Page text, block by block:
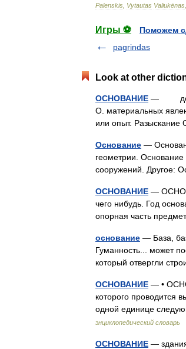
Palenskis Vytautas Valiukėnas
Игры ⚽
Поможем
pagrindas
Look at other
ОСНОВАНИЕ —
О. материальных
или опыт.
Основание —
геометрии. Основание
сооружений. Другое:
ОСНОВАНИЕ —
чего нибудь. Год
опорная часть
основание — База,
Гуманность... может
который отвергли
ОСНОВАНИЕ — •
которого проводится
одной единице
энциклопедический словарь
ОСНОВАНИЕ —